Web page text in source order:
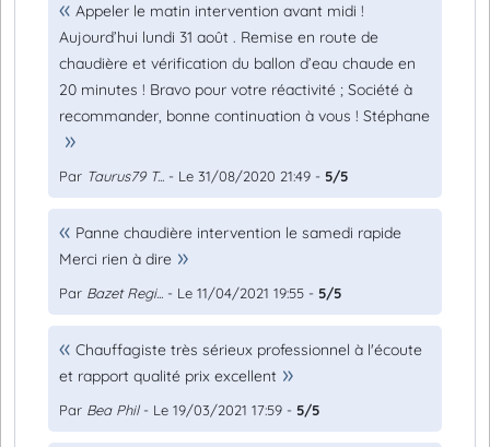
Appeler le matin intervention avant midi !
Aujourd’hui lundi 31 août . Remise en route de
chaudière et vérification du ballon d’eau chaude en
20 minutes ! Bravo pour votre réactivité ; Société à
recommander, bonne continuation à vous ! Stéphane
Par Taurus79 T... - Le 31/08/2020 21:49 - 5/5
Panne chaudière intervention le samedi rapide
Merci rien à dire
Par Bazet Regi... - Le 11/04/2021 19:55 - 5/5
Chauffagiste très sérieux professionnel à l'écoute
et rapport qualité prix excellent
Par Bea Phil- Le 19/03/2021 17:59 - 5/5